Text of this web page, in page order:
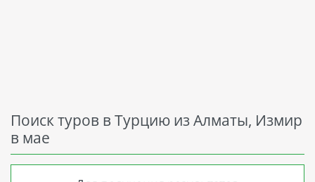
Поиск туров в Турцию из Алматы, Измир
в мае